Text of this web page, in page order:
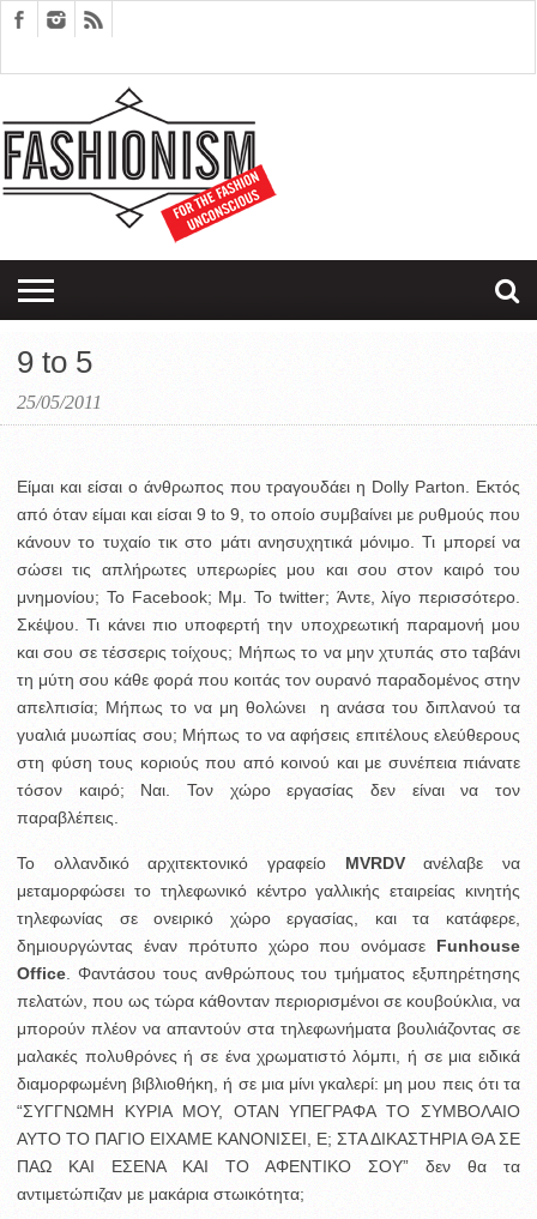
EDITORIALS
COUPLES
THERAPY
SARTORIAGRAM
9 to 5
25/05/2011
Είμαι και είσαι ο άνθρωπος που τραγουδάει η Dolly Parton. Εκτός
από όταν είμαι και είσαι 9 to 9, το οποίο συμβαίνει με ρυθμούς που
κάνουν το τυχαίο τικ στο μάτι ανησυχητικά μόνιμο. Τι μπορεί να
σώσει τις απλήρωτες υπερωρίες μου και σου στον καιρό του
μνημονίου; Το Facebook; Μμ. Το twitter; Άντε, λίγο περισσότερο.
Σκέψου. Τι κάνει πιο υποφερτή την υποχρεωτική παραμονή μου
και σου σε τέσσερις τοίχους; Μήπως το να μην χτυπάς στο ταβάνι
τη μύτη σου κάθε φορά που κοιτάς τον ουρανό παραδομένος στην
απελπισία; Μήπως το να μη θολώνει η ανάσα του διπλανού τα
γυαλιά μυωπίας σου; Μήπως το να αφήσεις επιτέλους ελεύθερους
στη φύση τους κοριούς που από κοινού και με συνέπεια πιάνατε
τόσον καιρό; Ναι. Τον χώρο εργασίας δεν είναι να τον
παραβλέπεις.
Το ολλανδικό αρχιτεκτονικό γραφείο MVRDVανέλαβε να
μεταμορφώσει το τηλεφωνικό κέντρο γαλλικής εταιρείας κινητής
τηλεφωνίας σε ονειρικό χώρο εργασίας, και τα κατάφερε,
δημιουργώντας έναν πρότυπο χώρο που ονόμασε Funhouse
Οffice . Φαντάσου τους ανθρώπους του τμήματος εξυπηρέτησης
πελατών, που ως τώρα κάθονταν περιορισμένοι σε κουβούκλια, να
μπορούν πλέον να απαντούν στα τηλεφωνήματα βουλιάζοντας σε
μαλακές πολυθρόνες ή σε ένα χρωματιστό λόμπι, ή σε μια ειδικά
διαμορφωμένη βιβλιοθήκη, ή σε μια μίνι γκαλερί: μη μου πεις ότι τα
“ΣΥΓΓΝΩΜΗ ΚΥΡΙΑ ΜΟΥ, ΟΤΑΝ ΥΠΕΓΡΑΦΑ ΤΟ ΣΥΜΒΟΛΑΙΟ
ΑΥΤΟ ΤΟ ΠΑΓΙΟ ΕΙΧΑΜΕ ΚΑΝΟΝΙΣΕΙ, Ε; ΣΤΑ ΔΙΚΑΣΤΗΡΙΑ ΘΑ ΣΕ
ΠΑΩ ΚΑΙ ΕΣΕΝΑ ΚΑΙ ΤΟ ΑΦΕΝΤΙΚΟ ΣΟΥ” δεν θα τα
αντιμετώπιζαν με μακάρια στωικότητα;